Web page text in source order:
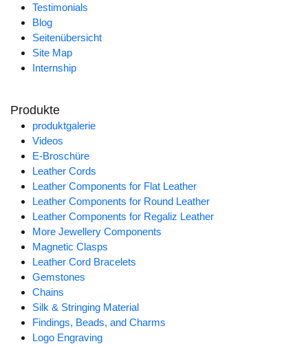
Testimonials
Blog
Seitenübersicht
Site Map
Internship
Produkte
produktgalerie
Videos
E-Broschüre
Leather Cords
Leather Components for Flat Leather
Leather Components for Round Leather
Leather Components for Regaliz Leather
More Jewellery Components
Magnetic Clasps
Leather Cord Bracelets
Gemstones
Chains
Silk & Stringing Material
Findings, Beads, and Charms
Logo Engraving